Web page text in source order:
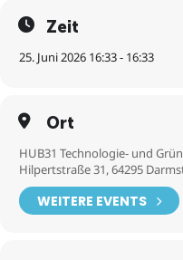
eigenen Aktivitäten zur
mit welchen konkreten
Die Teilnahme am Workshop
Zeit
25. Juni 2026 16:33 - 16:33
Ort
HUB31 Technologie- und
Hilpertstraße 31, 64295
WEITERE EVENTS